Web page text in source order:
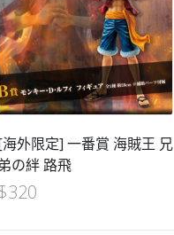
外限定] 一番賞 海賊王 兄
の絆 路飛
320